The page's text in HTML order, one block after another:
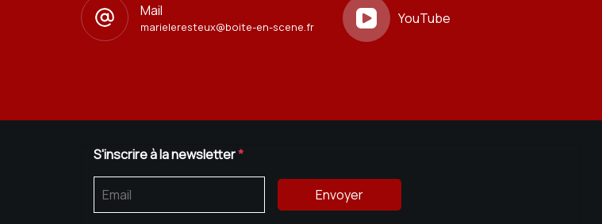
Mail
marieleresteux@boite-en-scene.fr YouTube
S'inscrire à la newsletter*